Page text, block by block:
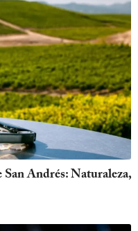
Andrés: Naturaleza,